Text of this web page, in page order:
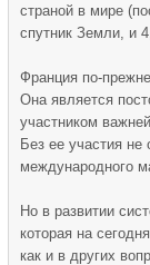
страной в мире
спутник Земли, и
Франция по-
Она является
участником
Без ее участия не
международного
Но в развитии
которая на
как и в других